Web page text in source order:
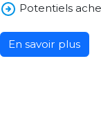
Potentiels
En savoir plus